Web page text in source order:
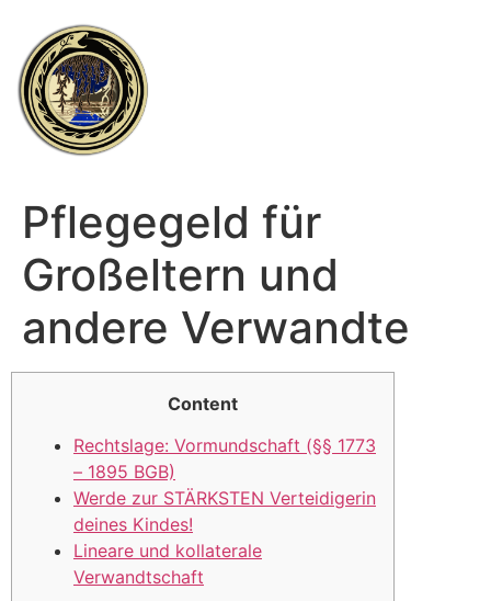
content
Pflegegeld für
Großeltern und
andere Verwandte
Content
Rechtslage: Vormundschaft (§§ 1773
– 1895 BGB)
Werde zur STÄRKSTEN Verteidigerin
deines Kindes!
Lineare und kollaterale
Verwandtschaft